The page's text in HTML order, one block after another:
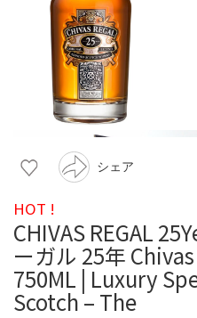
シェア
HOT !
CHIVAS REGAL
ーガル 25年
750ML | Luxury
Scotch – The